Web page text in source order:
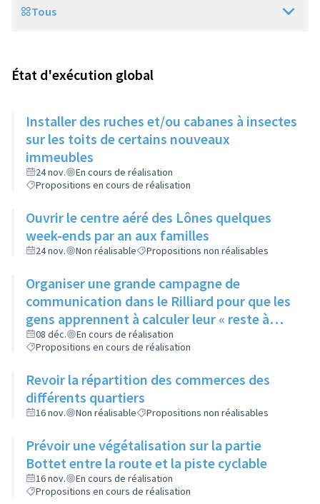
Scope
Tous
État d'exécution global
Installer des ruches et/ou cabanes à insectes
sur les toits de certains nouveaux
immeubles
24 nov.
En cours de réalisation
Propositions en cours de réalisation
Ouvrir le centre aéré des Lônes quelques
week-ends par an aux familles
24 nov. Non réalisable Propositions non réalisables
Organiser une grande campagne de
communication dans le Rilliard pour que les
gens apprennent à calculer leur « reste à
vivre »
08 déc.
En cours de réalisation
Propositions en cours de réalisation
Revoir la répartition des commerces des
différents quartiers
16 nov. Non réalisable Propositions non réalisables
Prévoir une végétalisation sur la partie
Bottet entre la route et la piste cyclable
16 nov.
En cours de réalisation
Propositions en cours de réalisation